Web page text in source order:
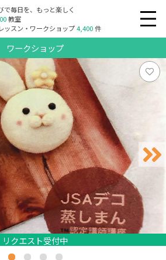
で毎日を、もっと楽しく
教室
ッスン・ワークショップ4,400件
ワークショップ
リクエスト受付中
リクエスト受付中
リクエスト受付中
リクエスト受付中
リクエスト受付中